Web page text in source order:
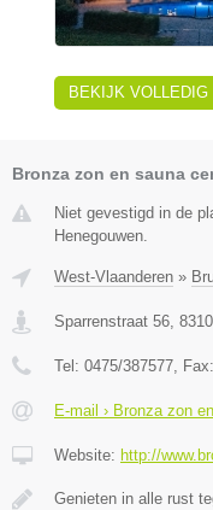
BEKIJK VOLLEDIG
Bronza zon en sauna
Niet gevestigd in de
Henegouwen.
West-Vlaanderen »
Sparrenstraat 56, 8310
Tel: 0475/387577, Fax:
E-mail › Bronza zon
Website: http://
Genieten in alle rust